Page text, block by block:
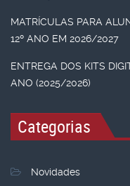
MATRÍCULAS PARA
12º ANO EM 2026/2027
ENTREGA DOS KITS
ANO (2025/2026)
Categorias
Novidades